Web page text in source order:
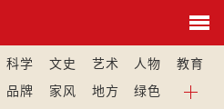
科学 文史 艺术 人物
教育
品牌 家风 地方 绿色